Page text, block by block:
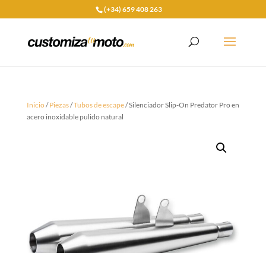
(+34) 659 408 263
Inicio/Piezas/Tubos de escape/ Silenciador Slip-On Predator Pro en
acero inoxidable pulido natural